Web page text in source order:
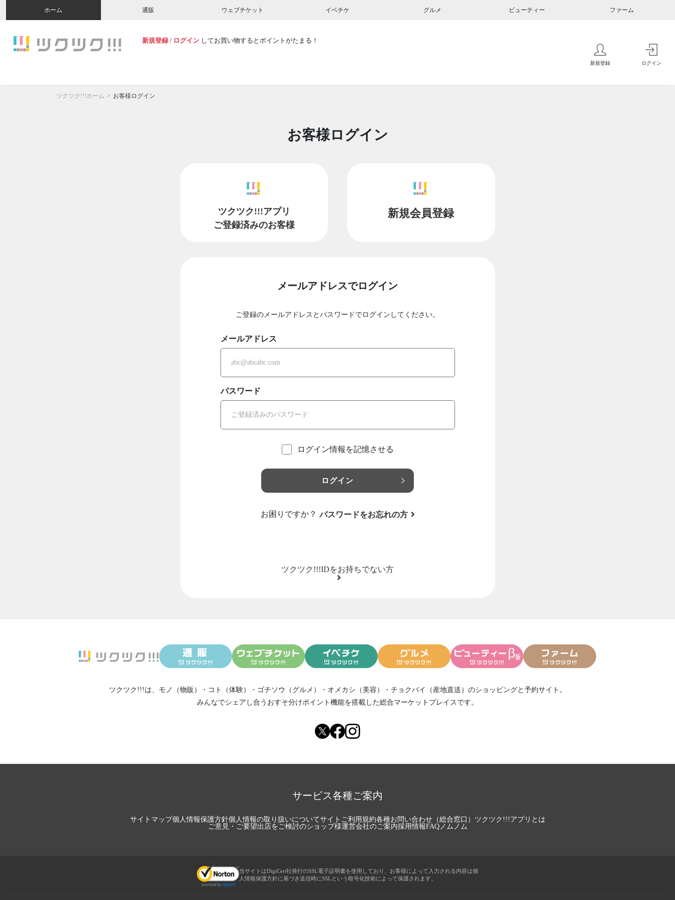
ホーム 通販 ウェブチケット イベチケ グルメ ビューティー ファーム
新規登録 / ログイン してお買い物するとポイントがたまる！
新規登録 ログイン
ツクツク!!!ホーム お客様ログイン
お客様ログイン
ツクツク!!!アプリ
ご登録済みのお客様
新規会員登録
メールアドレスでログイン
ご登録のメールアドレスとパスワードでログインしてください。
メールアドレス
パスワード
ログイン情報を記憶させる
ログイン
お困りですか？ パスワードをお忘れの方
ツクツク!!!IDをお持ちでない方
ツクツク!!!は、 モノ（物販） ・ コト（体験） ・ ゴチソウ（グルメ） ・ オメカシ（美容） ・ チョクバイ（産地直送） のショッピングと予約サイト。
みんなでシェアし合う おすそ分けポイント機能を搭載した総合マーケットプレイスです。
サービス各種ご案内
サイトマップ個人情報保護方針個人情報の取り扱いについてサイトご利用規約各種お問い合わせ（総合窓口） ツクツク!!!アプリとは
ご意見・ご要望出店をご検討のショップ様運営会社のご案内採用情報FAQノムノム
当サイトはDigiCert社発行のSSL電子証明書を使用しており、お客様によって入力される内容は個
人情報保護方針に基づき送信時にSSLという暗号化技術によって保護されます。